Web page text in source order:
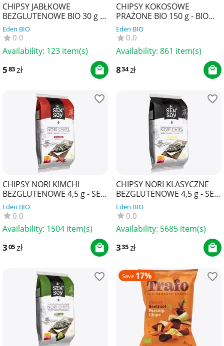
CHIPSY JABŁKOWE
BEZGLUTENOWE BIO 30 g -
BIOMINKI
Eden BIO
0.0
Availability: 123 item(s)
583zł
CHIPSY KOKOSOWE
PRAŻONE BIO 150 g - BIO
PLANET
Eden BIO
0.0
Availability: 861 item(s)
834zł
CHIPSY NORI KIMCHI
BEZGLUTENOWE 4,5 g - SEN
SOY
Eden BIO
0.0
Availability: 1504 item(s)
305zł
CHIPSY NORI KLASYCZNE
BEZGLUTENOWE 4,5 g - SEN
SOY
Eden BIO
0.0
Availability: 5685 item(s)
335zł
Save 17%